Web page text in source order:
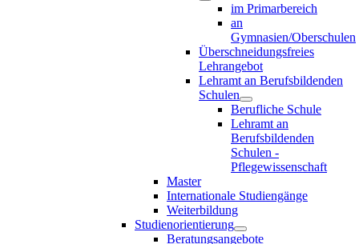
im Primarbereich
an
Gymnasien/Oberschulen
Überschneidungsfreies
Lehrangebot
Lehramt an Berufsbildenden
Schulen
Berufliche Schule
Lehramt an
Berufsbildenden
Schulen -
Pflegewissenschaft
Master
Internationale Studiengänge
Weiterbildung
Studienorientierung
Beratungsangebote